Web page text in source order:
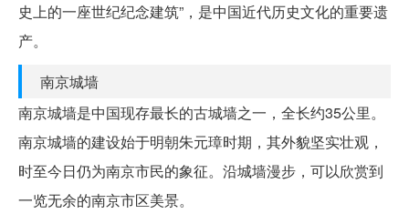
史上的一座世纪纪念建筑”，是中国近代历史文化的重要遗
产。
南京城墙
南京城墙是中国现存最长的古城墙之一，全长约35公里。
南京城墙的建设始于明朝朱元璋时期，其外貌坚实壮观，
时至今日仍为南京市民的象征。沿城墙漫步，可以欣赏到
一览无余的南京市区美景。